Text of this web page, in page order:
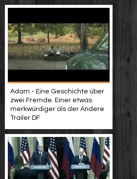
Adam - Eine Geschichte über
zwei Fremde. Einer etwas
merkwürdiger als der Andere
Trailer DF